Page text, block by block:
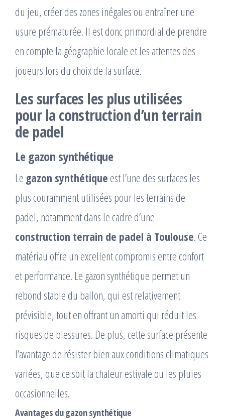
du jeu, créer des zones inégales ou entraîner une
usure prématurée. Il est donc primordial de prendre
en compte la géographie locale et les attentes des
joueurs lors du choix de la surface.
Les surfaces les plus utilisées
pour la construction d’un terrain
de padel
Le gazon synthétique
Le gazon synthétique est l’une des surfaces les
plus couramment utilisées pour les terrains de
padel, notamment dans le cadre d’une
construction terrain de padel à Toulouse. Ce
matériau offre un excellent compromis entre confort
et performance. Le gazon synthétique permet un
rebond stable du ballon, qui est relativement
prévisible, tout en offrant un amorti qui réduit les
risques de blessures. De plus, cette surface présente
l’avantage de résister bien aux conditions climatiques
variées, que ce soit la chaleur estivale ou les pluies
occasionnelles.
Avantages du gazon synthétique